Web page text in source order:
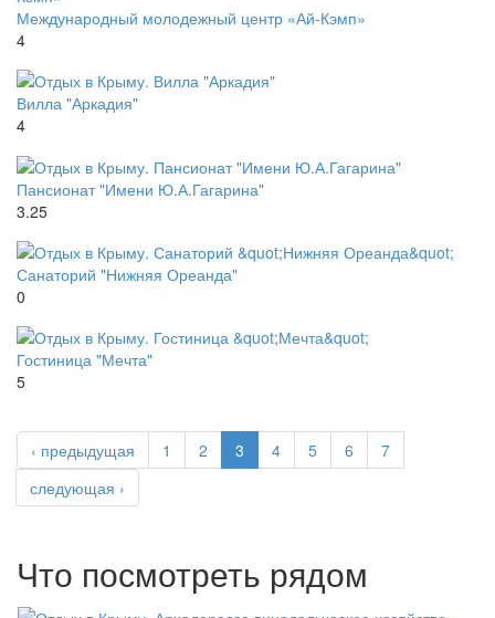
Международный молодежный центр «Ай-Кэмп»
4
Вилла "Аркадия"
4
Пансионат "Имени Ю.А.Гагарина"
3.25
Санаторий "Нижняя Ореанда"
0
Гостиница "Мечта"
5
‹ предыдущая 1 2 3 4 5 6
7
следующая ›
Что посмотреть рядом